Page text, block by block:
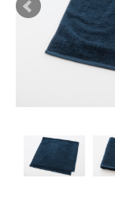
刺繍について